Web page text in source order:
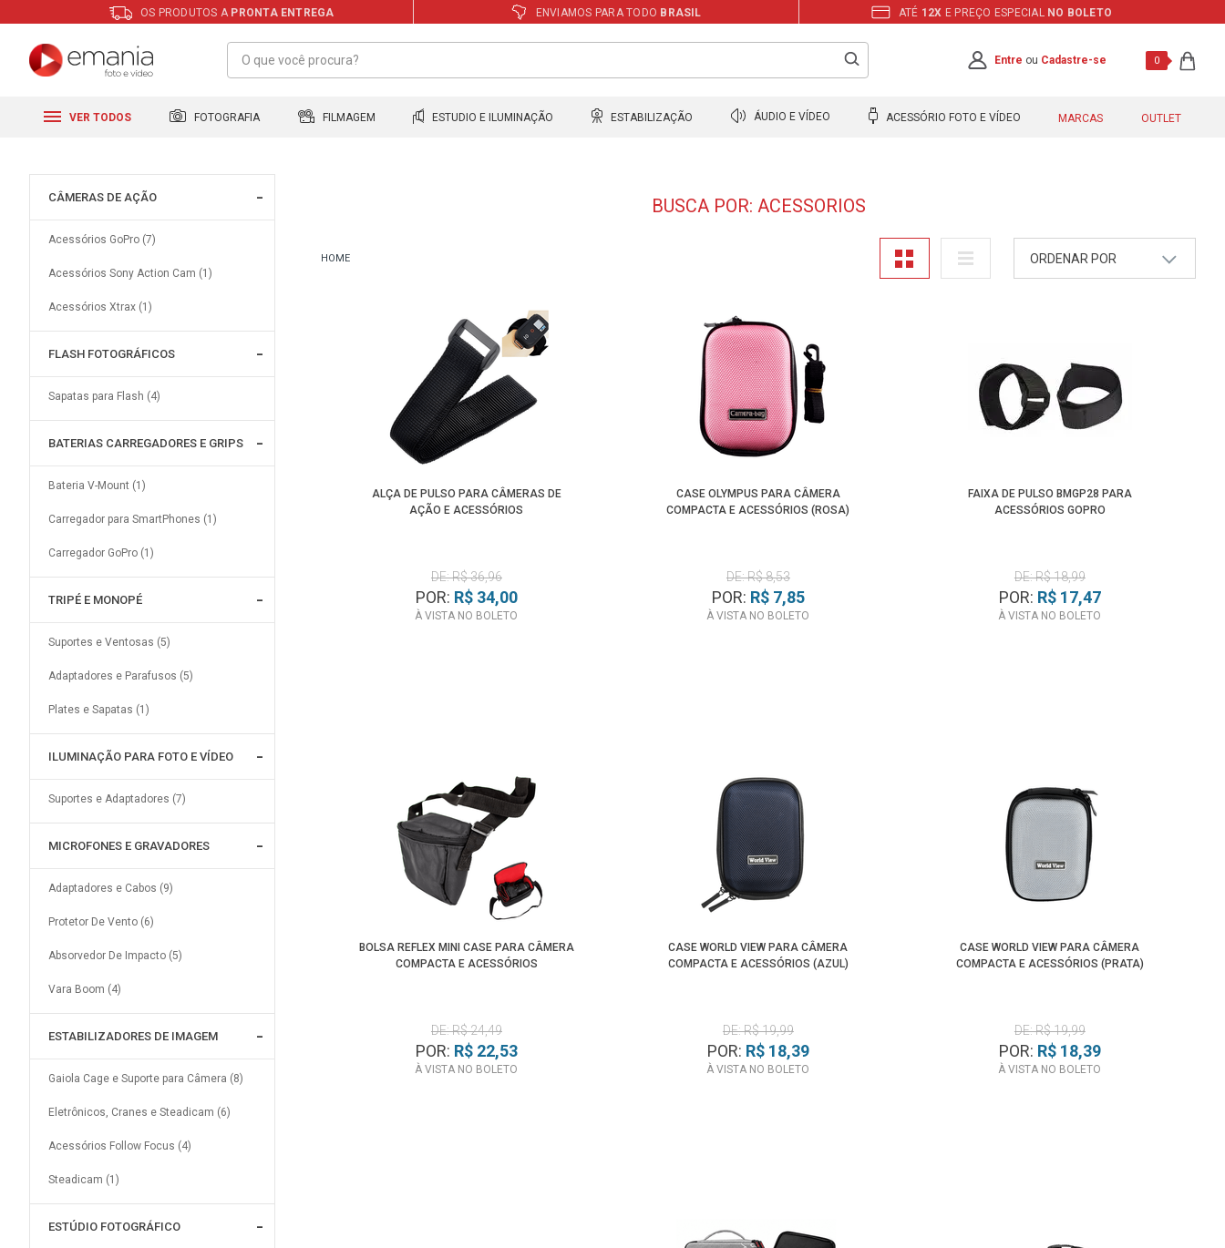
OS PRODUTOS A PRONTA ENTREGA ENVIAMOS PARA TODO BRASIL ATÉ 12X E PREÇO ESPECIAL NO BOLETO
Entre ou Cadastre-se 0
VER TODOS FOTOGRAFIA FILMAGEM ESTUDIO E ILUMINAÇÃO ESTABILIZAÇÃO ÁUDIO E VÍDEO ACESSÓRIO FOTO E VÍDEO MARCAS OUTLET
CÂMERAS DE AÇÃO
Acessórios GoPro (7)
Acessórios Sony Action Cam (1)
Acessórios Xtrax (1)
FLASH FOTOGRÁFICOS
Sapatas para Flash (4)
BATERIAS CARREGADORES E GRIPS
Bateria V-Mount (1)
Carregador para SmartPhones (1)
Carregador GoPro (1)
TRIPÉ E MONOPÉ
Suportes e Ventosas (5)
Adaptadores e Parafusos (5)
Plates e Sapatas (1)
ILUMINAÇÃO PARA FOTO E VÍDEO
Suportes e Adaptadores (7)
MICROFONES E GRAVADORES
Adaptadores e Cabos (9)
Protetor De Vento (6)
Absorvedor De Impacto (5)
Vara Boom (4)
ESTABILIZADORES DE IMAGEM
Gaiola Cage e Suporte para Câmera (8)
Eletrônicos, Cranes e Steadicam (6)
Acessórios Follow Focus (4)
Steadicam (1)
ESTÚDIO FOTOGRÁFICO
BUSCA POR: ACESSORIOS
ORDENAR POR
Maior Preço
Menor Preço
ALÇA DE PULSO PARA CÂMERAS DE
AÇÃO E ACESSÓRIOS
DE: R$ 36,96
POR: R$ 34,00
À VISTA NO BOLETO
CASE OLYMPUS PARA CÂMERA
COMPACTA E ACESSÓRIOS (ROSA)
DE: R$ 8,53
POR: R$ 7,85
À VISTA NO BOLETO
FAIXA DE PULSO BMGP28 PARA
ACESSÓRIOS GOPRO
DE: R$ 18,99
POR: R$ 17,47
À VISTA NO BOLETO
BOLSA REFLEX MINI CASE PARA CÂMERA
COMPACTA E ACESSÓRIOS
DE: R$ 24,49
POR: R$ 22,53
À VISTA NO BOLETO
CASE WORLD VIEW PARA CÂMERA
COMPACTA E ACESSÓRIOS (AZUL)
DE: R$ 19,99
POR: R$ 18,39
À VISTA NO BOLETO
CASE WORLD VIEW PARA CÂMERA
COMPACTA E ACESSÓRIOS (PRATA)
DE: R$ 19,99
POR: R$ 18,39
À VISTA NO BOLETO